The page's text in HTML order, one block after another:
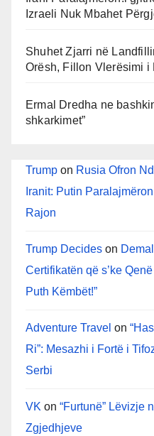
Izraeli Nuk Mbahet
Shuhet Zjarri në
Orësh, Fillon Vlerësimi i
Ermal Dredha ne
shkarkimet”
Trump on Rusia Ofron
Iranit: Putin
Rajon
Trump Decides on
Certifikatën që s’ke
Puth Këmbët!”
Adventure Travel on
Ri”: Mesazhi i Fortë i
Serbi
VK on “Furtunë” Lëvizje
Zgjedhjeve